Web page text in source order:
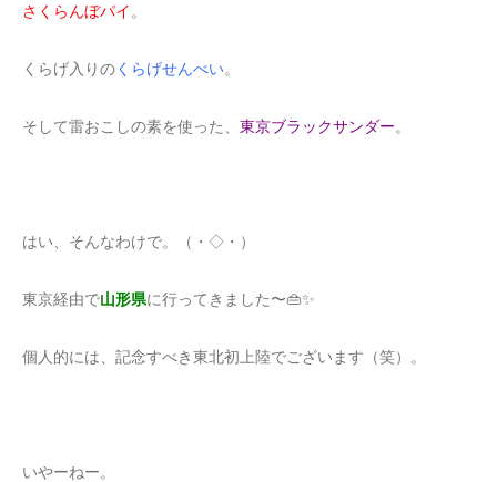
さくらんぼパイ 。
くらげ入りのくらげせんべい。
そして雷おこしの素を使った、 東京ブラックサンダー。
はい、そんなわけで。（・◇・）
東京経由で山形県に行ってきました〜👜✨
個人的には、記念すべき東北初上陸でございます（笑）。
いやーねー。